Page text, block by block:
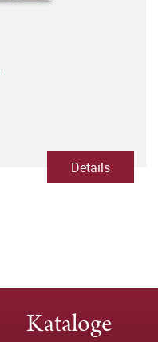
Details
Kataloge